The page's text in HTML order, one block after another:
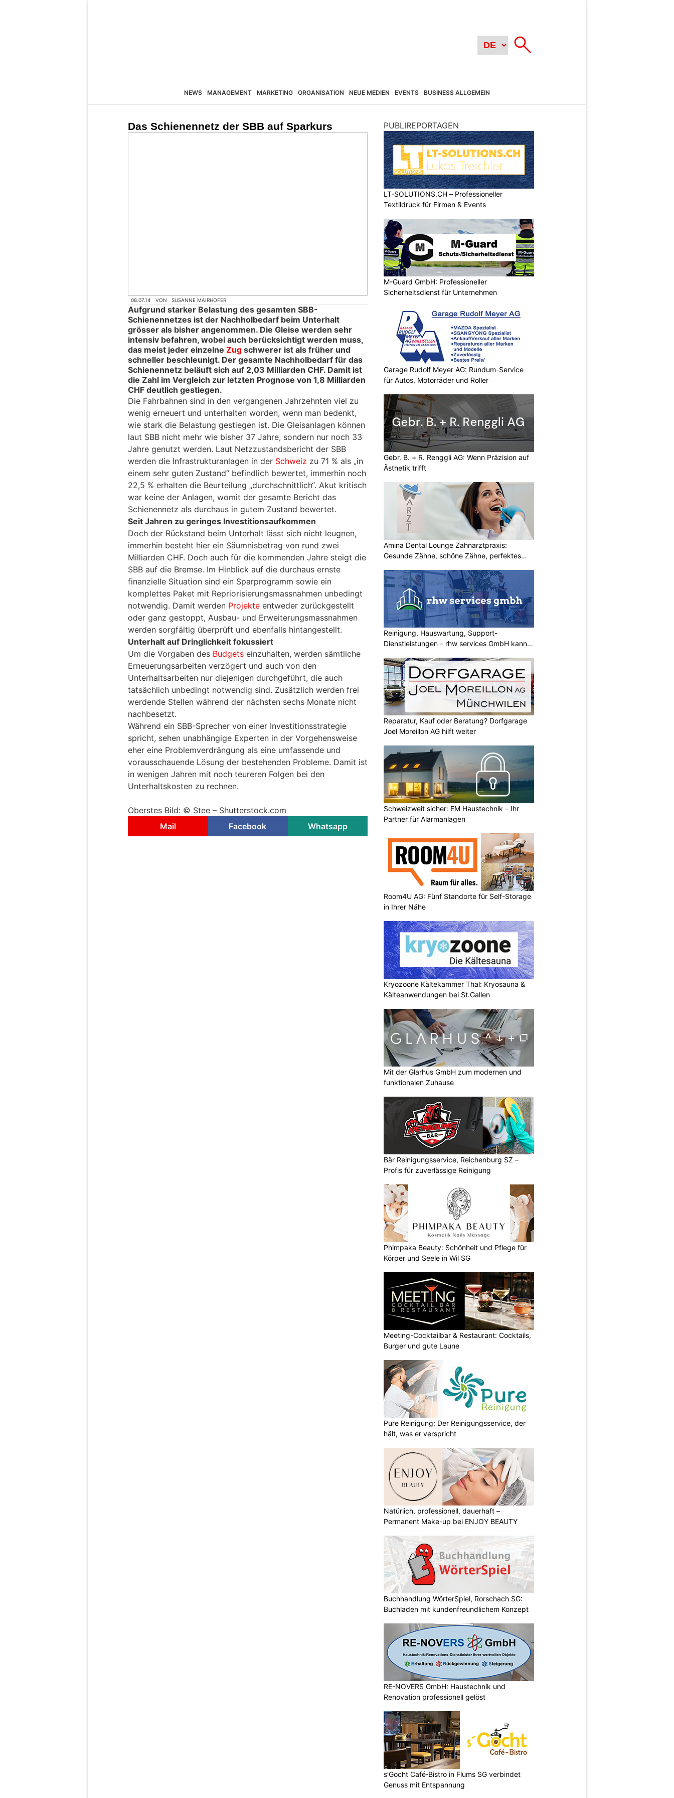
NEWS MANAGEMENT MARKETING ORGANISATION NEUE MEDIEN EVENTS BUSINESS ALLGEMEIN
Das Schienennetz der SBB auf Sparkurs
08.07.14 VON SUSANNE MAIRHOFER
Aufgrund starker Belastung des gesamten SBB-
Schienennetzes ist der Nachholbedarf beim Unterhalt
grösser als bisher angenommen. Die Gleise werden sehr
intensiv befahren, wobei auch berücksichtigt werden muss,
das meist jeder einzelne Zug schwerer ist als früher und
schneller beschleunigt. Der gesamte Nachholbedarf für das
Schienennetz beläuft sich auf 2,03 Milliarden CHF. Damit ist
die Zahl im Vergleich zur letzten Prognose von 1,8 Milliarden
CHF deutlich gestiegen.
Die Fahrbahnen sind in den vergangenen Jahrzehnten viel zu
wenig erneuert und unterhalten worden, wenn man bedenkt,
wie stark die Belastung gestiegen ist. Die Gleisanlagen können
laut SBB nicht mehr wie bisher 37 Jahre, sondern nur noch 33
Jahre genutzt werden. Laut Netzzustandsbericht der SBB
werden die Infrastrukturanlagen in der Schweiz zu 71 % als „in
einem sehr guten Zustand“ befindlich bewertet, immerhin noch
22,5 % erhalten die Beurteilung „durchschnittlich“. Akut kritisch
war keine der Anlagen, womit der gesamte Bericht das
Schienennetz als durchaus in gutem Zustand bewertet.
Seit Jahren zu geringes Investitionsaufkommen
Doch der Rückstand beim Unterhalt lässt sich nicht leugnen,
immerhin besteht hier ein Säumnisbetrag von rund zwei
Milliarden CHF. Doch auch für die kommenden Jahre steigt die
SBB auf die Bremse. Im Hinblick auf die durchaus ernste
finanzielle Situation sind ein Sparprogramm sowie ein
komplettes Paket mit Repriorisierungsmassnahmen unbedingt
notwendig. Damit werden Projekte entweder zurückgestellt
oder ganz gestoppt, Ausbau- und Erweiterungsmassnahmen
werden sorgfältig überprüft und ebenfalls hintangestellt.
Unterhalt auf Dringlichkeit fokussiert
Um die Vorgaben des Budgets einzuhalten, werden sämtliche
Erneuerungsarbeiten verzögert und auch von den
Unterhaltsarbeiten nur diejenigen durchgeführt, die auch
tatsächlich unbedingt notwendig sind. Zusätzlich werden frei
werdende Stellen während der nächsten sechs Monate nicht
nachbesetzt.
Während ein SBB-Sprecher von einer Investitionsstrategie
spricht, sehen unabhängige Experten in der Vorgehensweise
eher eine Problemverdrängung als eine umfassende und
vorausschauende Lösung der bestehenden Probleme. Damit ist
in wenigen Jahren mit noch teureren Folgen bei den
Unterhaltskosten zu rechnen.
Oberstes Bild: © Stee – Shutterstock.com
Mail
Facebook Whatsapp
PUBLIREPORTAGEN
LT-SOLUTIONS.CH – Professioneller
Textildruck für Firmen & Events
M-Guard GmbH: Professioneller
Sicherheitsdienst für Unternehmen
Garage Rudolf Meyer AG: Rundum-Service
für Autos, Motorräder und Roller
Gebr. B. + R. Renggli AG: Wenn Präzision auf
Ästhetik trifft
Amina Dental Lounge Zahnarztpraxis:
Gesunde Zähne, schöne Zähne, perfektes
Reinigung, Hauswartung, Support-
Dienstleistungen – rhw services GmbH kann
Reparatur, Kauf oder Beratung? Dorfgarage
Joel Moreillon AG hilft weiter
Schweizweit sicher: EM Haustechnik – Ihr
Partner für Alarmanlagen
Room4U AG: Fünf Standorte für Self-Storage
in Ihrer Nähe
Kryozoone Kältekammer Thal: Kryosauna &
Kälteanwendungen bei St.Gallen
Mit der Glarhus GmbH zum modernen und
funktionalen Zuhause
Bär Reinigungsservice, Reichenburg SZ –
Profis für zuverlässige Reinigung
Phimpaka Beauty: Schönheit und Pflege für
Körper und Seele in Wil SG
Meeting-Cocktailbar & Restaurant: Cocktails,
Burger und gute Laune
Pure Reinigung: Der Reinigungsservice, der
hält, was er verspricht
Natürlich, professionell, dauerhaft –
Permanent Make-up bei ENJOY BEAUTY
Buchhandlung WörterSpiel, Rorschach SG:
Buchladen mit kundenfreundlichem Konzept
RE-NOVERS GmbH: Haustechnik und
Renovation professionell gelöst
s’Gocht Café‑Bistro in Flums SG verbindet
Genuss mit Entspannung